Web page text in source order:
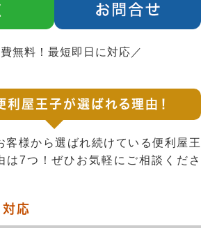
無料！最短即日に対応／
利屋王子が選ばれる理由！
様から選ばれ続けている便利屋王
は7つ！ぜひお気軽にご相談くださ
応